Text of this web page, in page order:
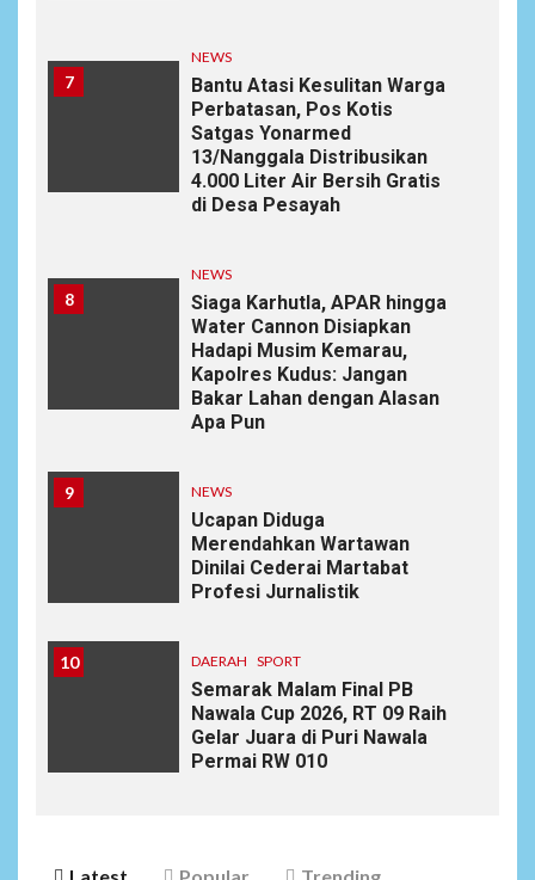
7
NEWS
Bantu Atasi Kesulitan Warga
Perbatasan, Pos Kotis
Satgas Yonarmed
13/Nanggala Distribusikan
4.000 Liter Air Bersih Gratis
di Desa Pesayah
8
NEWS
Siaga Karhutla, APAR hingga
Water Cannon Disiapkan
Hadapi Musim Kemarau,
Kapolres Kudus: Jangan
Bakar Lahan dengan Alasan
Apa Pun
9 NEWS
Ucapan Diduga
Merendahkan Wartawan
Dinilai Cederai Martabat
Profesi Jurnalistik
10 DAERAH SPORT
Semarak Malam Final PB
Nawala Cup 2026, RT 09 Raih
Gelar Juara di Puri Nawala
Permai RW 010